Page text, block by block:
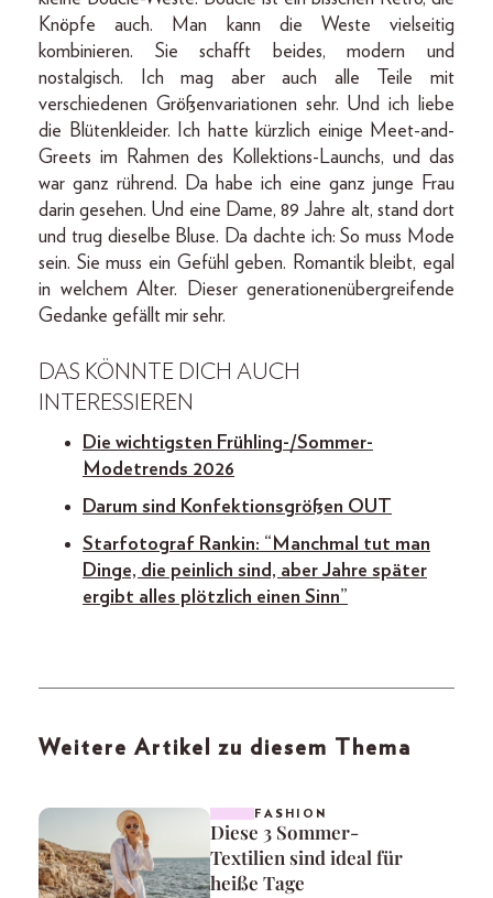
Knöpfe auch. Man kann die Weste vielseitig
kombinieren. Sie schafft beides, modern und
nostalgisch. Ich mag aber auch alle Teile mit
verschiedenen Größenvariationen sehr. Und ich liebe
die Blütenkleider. Ich hatte kürzlich einige Meet-and-
Greets im Rahmen des Kollektions-Launchs, und das
war ganz rührend. Da habe ich eine ganz junge Frau
darin gesehen. Und eine Dame, 89 Jahre alt, stand dort
und trug dieselbe Bluse. Da dachte ich: So muss Mode
sein. Sie muss ein Gefühl geben. Romantik bleibt, egal
in welchem Alter. Dieser generationenübergreifende
Gedanke gefällt mir sehr.
DAS KÖNNTE DICH AUCH
INTERESSIEREN
Die wichtigsten Frühling-/Sommer-
Modetrends 2026
Darum sind Konfektionsgrößen OUT
Starfotograf Rankin: “Manchmal tut man
Dinge, die peinlich sind, aber Jahre später
ergibt alles plötzlich einen Sinn”
Weitere Artikel zu diesem Thema
FASHION
Diese 3 Sommer-
Textilien sind ideal für
heiße Tage